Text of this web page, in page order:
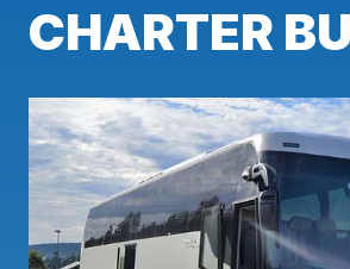
CHARTER